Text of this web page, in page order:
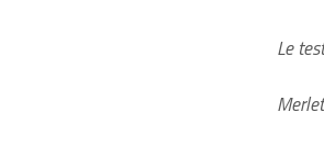
Le